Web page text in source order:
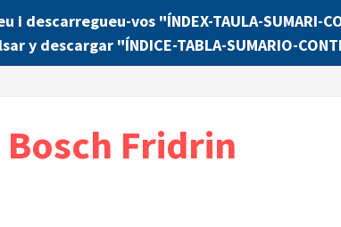
i descarregueu-vos "ÍNDEX-TAULA-
y descargar "ÍNDICE-TABLA-SUMARIO-
Fridrin